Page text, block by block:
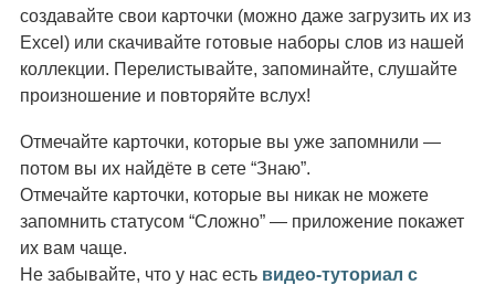
создавайте свои карточки (можно даже загрузить их из
Excel) или скачивайте готовые наборы слов из нашей
коллекции. Перелистывайте, запоминайте, слушайте
произношение и повторяйте вслух!
Отмечайте карточки, которые вы уже запомнили —
потом вы их найдёте в сете “Знаю”.
Отмечайте карточки, которые вы никак не можете
запомнить статусом “Сложно” — приложение покажет
их вам чаще.
Не забывайте, что у нас есть видео-туториал с